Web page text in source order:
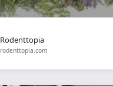
Rodenttopia
rodenttopia.com